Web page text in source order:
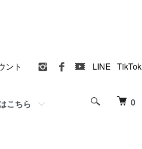
0
こちら
ント LINE TikTok